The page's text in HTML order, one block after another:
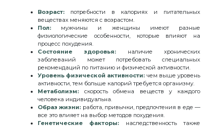
Возраст: потребности в калориях и питательных
веществах меняются с возрастом.
Пол: мужчины и женщины имеют разные
физиологические особенности, которые влияют на
процесс похудения.
Состояние здоровья: наличие хронических
заболеваний может потребовать специальных
рекомендаций по питанию и физической активности.
Уровень физической активности: чем выше уровень
активности, тем больше калорий требуется организму.
Метаболизм: скорость обмена веществ у каждого
человека индивидуальна.
Образ жизни: работа, привычки, предпочтения в еде —
все это влияет на выбор методов похудения.
Генетические факторы: наследственность также